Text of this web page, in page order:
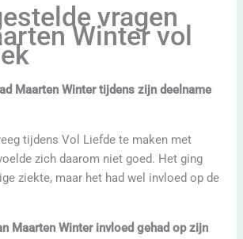
vragen
Winter vol
Maarten Winter tijdens zijn deelname
tijdens Vol Liefde te maken met
zich daarom niet goed. Het ging
ziekte, maar het had wel invloed op de
Maarten Winter invloed gehad op zijn